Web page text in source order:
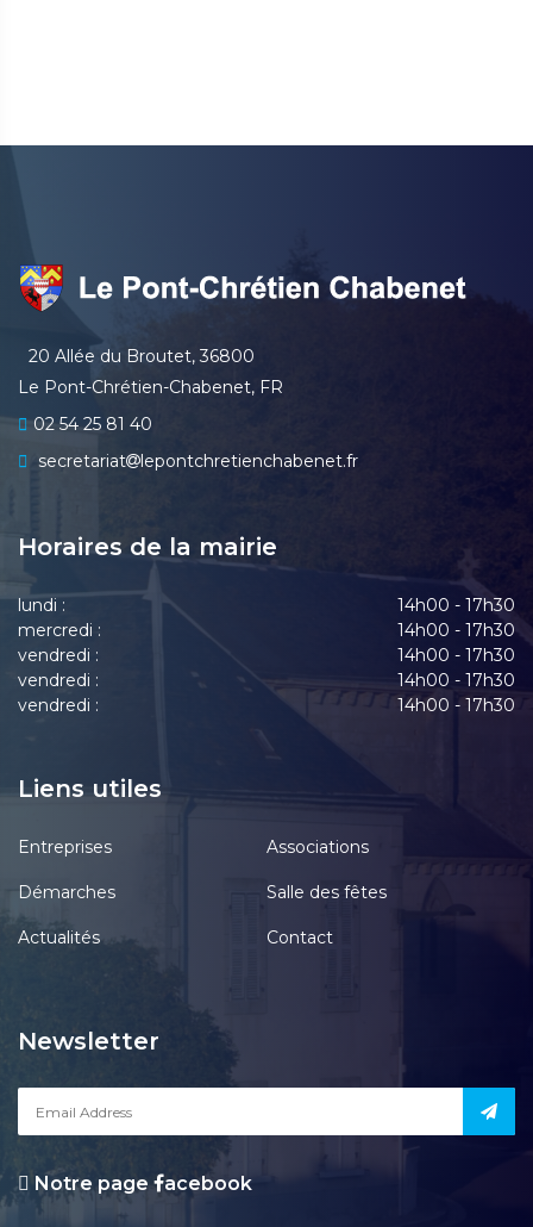
20 Allée du Broutet, 36800
Le Pont-Chrétien-Chabenet, FR
02 54 25 81 40
secretariat
lepontchretienchabenet.fr
Horaires de la mairie
lundi :
14h00 - 17h30
mercredi :
14h00 - 17h30
vendredi :
14h00 - 17h30
vendredi :
14h00 - 17h30
vendredi :
14h00 - 17h30
Liens utiles
Entreprises Associations
Démarches Salle des fêtes
Actualités Contact
Newsletter
Notre page acebook